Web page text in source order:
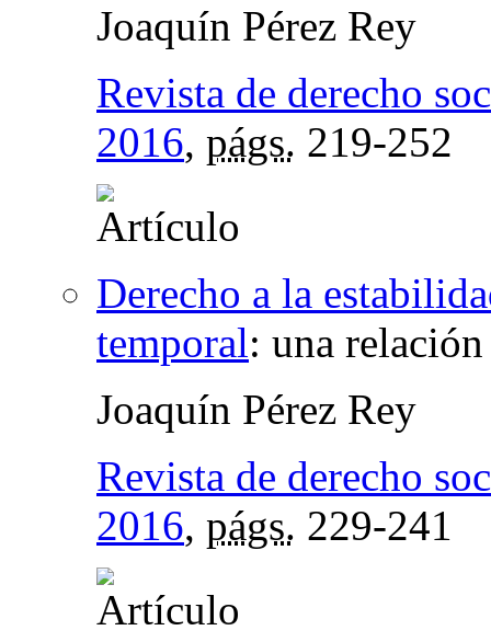
Joaquín Pérez Rey
Revista de derecho
2016, págs. 219-252
Derecho a la
temporal: una
Joaquín Pérez Rey
Revista de derecho
2016, págs. 229-241